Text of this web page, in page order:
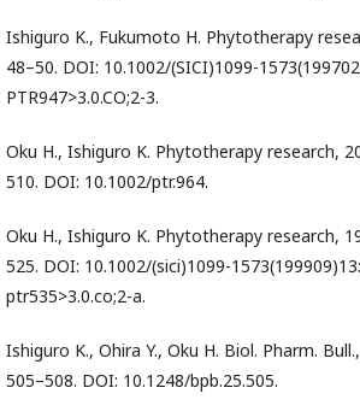
Ishiguro K., Fukumoto H. Phytotherapy
48–50. DOI: 10.1002/(SICI)1099-
PTR947>3.0.CO;2-3.
Oku H., Ishiguro K. Phytotherapy research,
510. DOI: 10.1002/ptr.964.
Oku H., Ishiguro K. Phytotherapy research,
525. DOI: 10.1002/(sici)1099-
ptr535>3.0.co;2-a.
Ishiguro K., Ohira Y., Oku H. Biol. Pharm.
505–508. DOI: 10.1248/bpb.25.505.